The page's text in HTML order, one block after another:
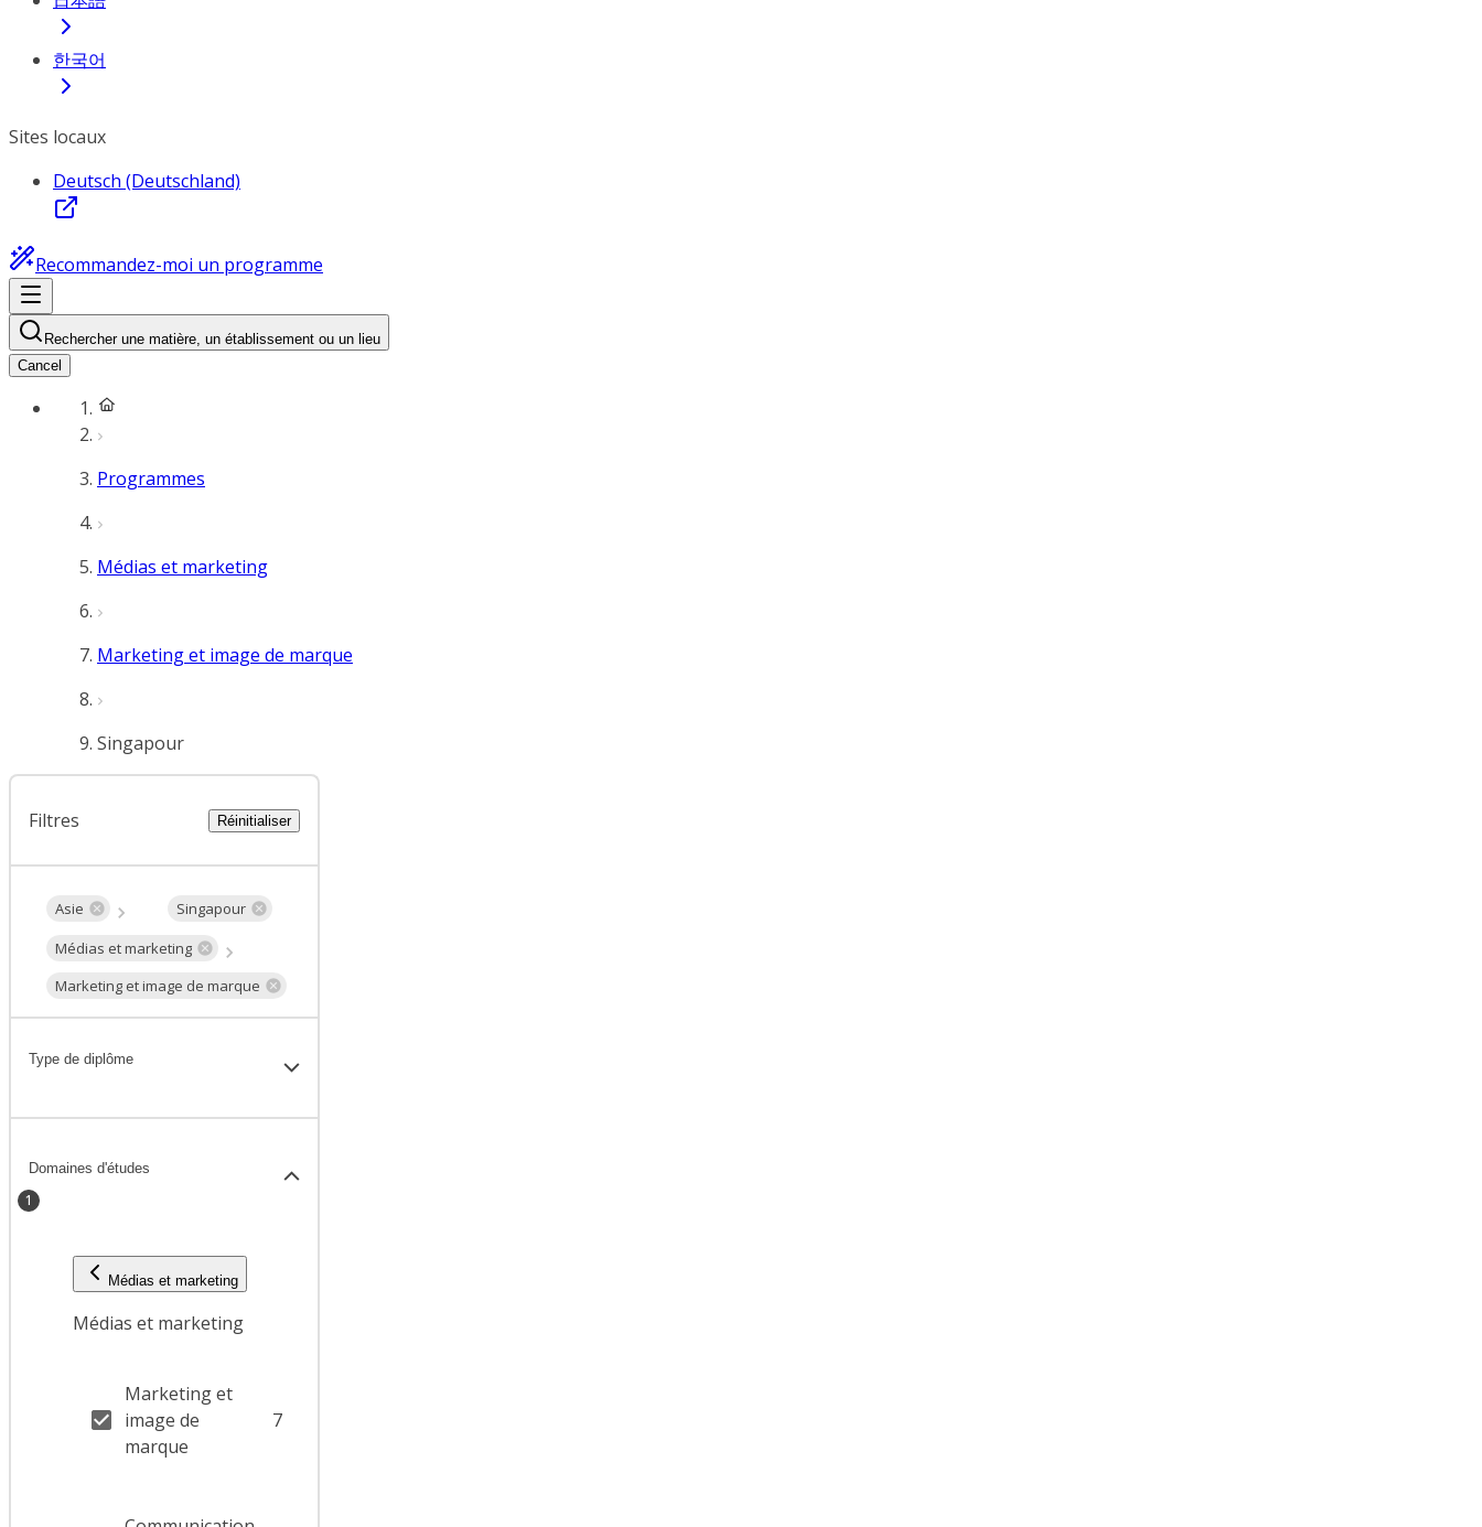
한국어
Sites locaux
Deutsch (Deutschland)
Recommandez-moi un programme
Rechercher une matière, un établissement ou un lieu
Cancel
Programmes
Médias et marketing
Marketing et image de marque
Singapour
Filtres Réinitialiser
Asie
Singapour
Médias et marketing
Marketing et image de marque
Type de diplôme
Domaines d'études
1
Médias et marketing
Médias et marketing
Marketing et
image de
marque
7